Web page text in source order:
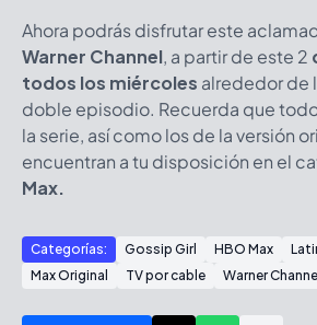
Ahora podrás disfrutar este
Warner Channel, a partir de este 2
todos los miércoles alrededor de
doble episodio. Recuerda que
la serie, así como los de la versión
encuentran a tu disposición en el
Max.
Categorías: Gossip Girl HBO Max
Max Original
TV por cable Warner